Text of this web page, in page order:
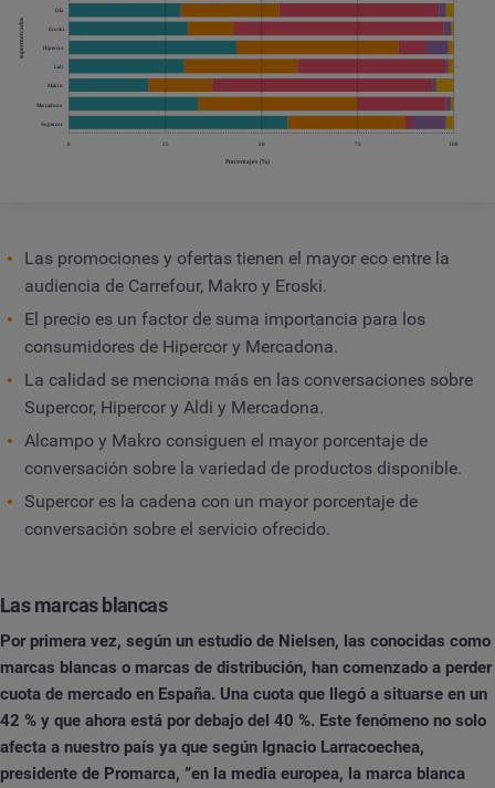
Las promociones y ofertas tienen el mayor eco entre la
audiencia de Carrefour, Makro y Eroski.
El precio es un factor de suma importancia para los
consumidores de Hipercor y Mercadona.
La calidad se menciona más en las conversaciones sobre
Supercor, Hipercor y Aldi y Mercadona.
Alcampo y Makro consiguen el mayor porcentaje de
conversación sobre la variedad de productos disponible.
Supercor es la cadena con un mayor porcentaje de
conversación sobre el servicio ofrecido.
Las marcas blancas
Por primera vez, según un estudio de Nielsen, las conocidas como
marcas blancas o marcas de distribución, han comenzado a perder
cuota de mercado en España. Una cuota que llegó a situarse en un
42 % y que ahora está por debajo del 40 %. Este fenómeno no solo
afecta a nuestro país ya que según Ignacio Larracoechea,
presidente de Promarca, ”en la media europea, la marca blanca